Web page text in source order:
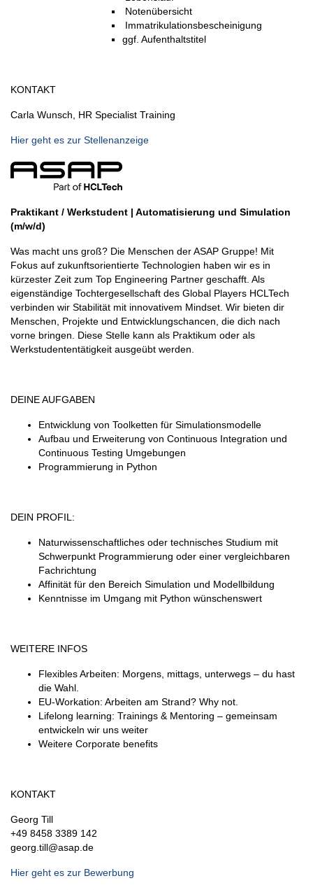
Notenübersicht
Immatrikulationsbescheinigung
ggf. Aufenthaltstitel
KONTAKT
Carla Wunsch, HR Specialist Training
Hier geht es zur Stellenanzeige
Praktikant / Werkstudent | Automatisierung und Simulation
(m/w/d)
Was macht uns groß? Die Menschen der ASAP Gruppe! Mit
Fokus auf zukunftsorientierte Technologien haben wir es in
kürzester Zeit zum Top Engineering Partner geschafft. Als
eigenständige Tochtergesellschaft des Global Players HCLTech
verbinden wir Stabilität mit innovativem Mindset. Wir bieten dir
Menschen, Projekte und Entwicklungschancen, die dich nach
vorne bringen. Diese Stelle kann als Praktikum oder als
Werkstudententätigkeit ausgeübt werden.
DEINE AUFGABEN
Entwicklung von Toolketten für Simulationsmodelle
Aufbau und Erweiterung von Continuous Integration und
Continuous Testing Umgebungen
Programmierung in Python
DEIN PROFIL:
Naturwissenschaftliches oder technisches Studium mit
Schwerpunkt Programmierung oder einer vergleichbaren
Fachrichtung
Affinität für den Bereich Simulation und Modellbildung
Kenntnisse im Umgang mit Python wünschenswert
WEITERE INFOS
Flexibles Arbeiten: Morgens, mittags, unterwegs – du hast
die Wahl.
EU-Workation: Arbeiten am Strand? Why not.
Lifelong learning: Trainings & Mentoring – gemeinsam
entwickeln wir uns weiter
Weitere Corporate benefits
KONTAKT
Georg Till
+49 8458 3389 142
georg.till@asap.de
Hier geht es zur Bewerbung